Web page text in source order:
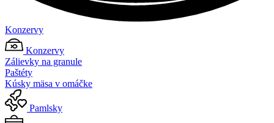
Konzervy
Konzervy
Zálievky na granule
Paštéty
Kúsky mäsa v omáčke
Pamlsky